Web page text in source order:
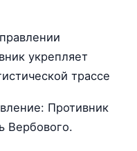
укрепляет
трассе
Противник
Вербового.